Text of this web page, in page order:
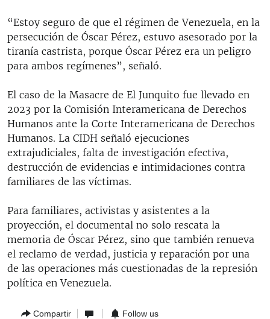
“Estoy seguro de que el régimen de Venezuela, en la
persecución de Óscar Pérez, estuvo asesorado por la
tiranía castrista, porque Óscar Pérez era un peligro
para ambos regímenes”, señaló.
El caso de la Masacre de El Junquito fue llevado en
2023 por la Comisión Interamericana de Derechos
Humanos ante la Corte Interamericana de Derechos
Humanos. La CIDH señaló ejecuciones
extrajudiciales, falta de investigación efectiva,
destrucción de evidencias e intimidaciones contra
familiares de las víctimas.
Para familiares, activistas y asistentes a la
proyección, el documental no solo rescata la
memoria de Óscar Pérez, sino que también renueva
el reclamo de verdad, justicia y reparación por una
de las operaciones más cuestionadas de la represión
política en Venezuela.
Compartir Follow us